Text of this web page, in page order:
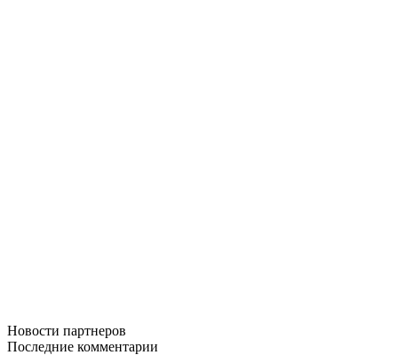
Новости партнеров
Последние комментарии